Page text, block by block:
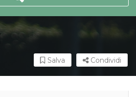
Condividi
Salva